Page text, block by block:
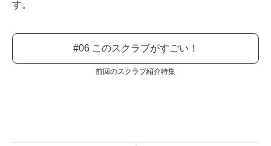
す。
#06 このスクラブがすごい！
前回のスクラブ紹介特集